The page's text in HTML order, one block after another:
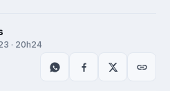
· 20h24